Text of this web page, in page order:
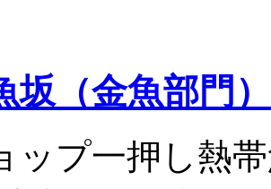
坂（金魚部門）
ップ一押し熱